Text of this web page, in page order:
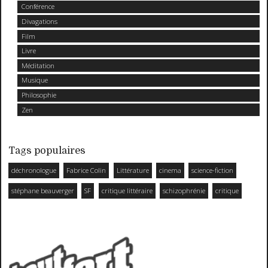
Conférence
Divagations
Film
Livre
Méditation
Musique
Philosophie
Zen
Tags populaires
déchronologue Fabrice Colin Littérature cinema science-fiction
stéphane beauverger SF critique littéraire schizophrénie critique